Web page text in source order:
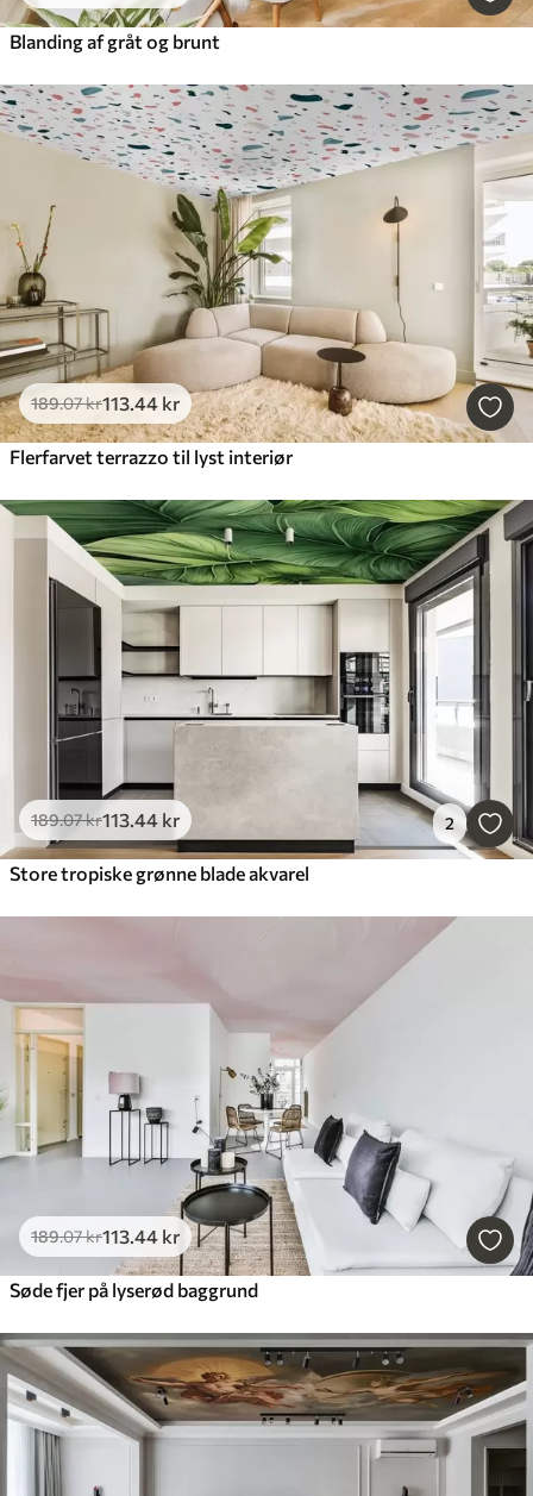
Blanding af gråt og brunt
189.07kr113.44 kr
Flerfarvet terrazzo til lyst interiør
189.07kr113.44 kr 2
Store tropiske grønne blade akvarel
189.07kr113 .44 kr
Søde fjer på lyserød baggrund